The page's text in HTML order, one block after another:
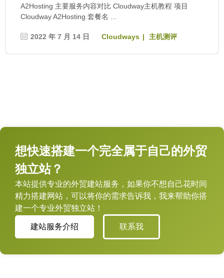
A2Hosting 主要服务内容对比 Cloudway主机教程 项目
Cloudway A2Hosting 套餐名 ...
2022 年 7 月 14 日 Cloudways 主机测评
想快速搭建一个完全属于自己的外贸
独立站？
本站提供专业的外贸建站服务，如果你不想自己花时间
精力搭建网站，可以将你的需求告诉我，我来帮助你搭
建一个专业外贸独立站！
建站服务介绍 联系我